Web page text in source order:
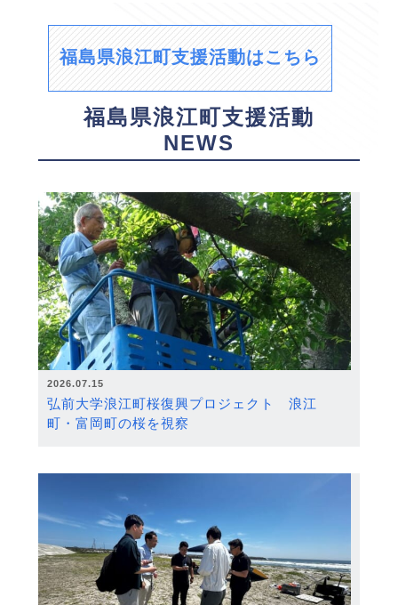
福島県浪江町支援活動はこちら
福島県浪江町支援活動
NEWS
2026.07.15
弘前大学浪江町桜復興プロジェクト 浪江
町・富岡町の桜を視察